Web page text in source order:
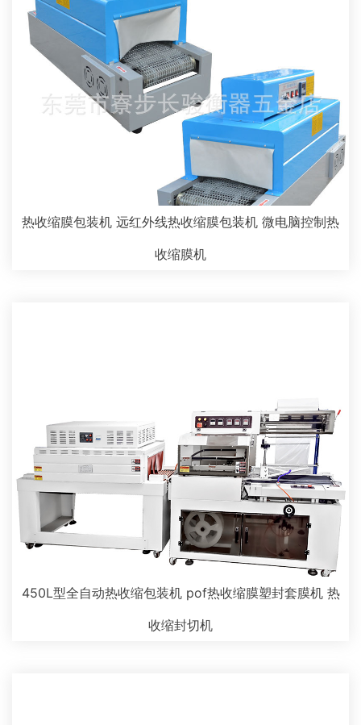
热收缩膜包装机 远红外线热收缩膜包装机 微电脑控制热
收缩膜机
450L型全自动热收缩包装机 pof热收缩膜塑封套膜机 热
收缩封切机